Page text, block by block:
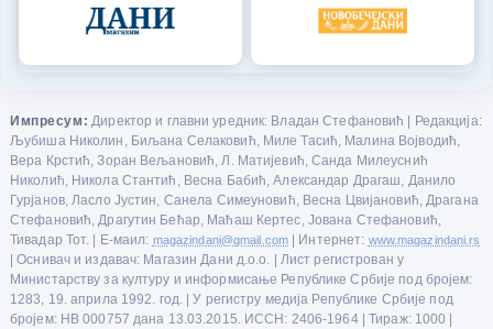
Импресум: Директор и главни уредник: Владан Стефановић | Редакција:
Љубиша Николин, Биљана Селаковић, Миле Тасић, Малина Војводић,
Вера Крстић, Зоран Вељановић, Л. Матијевић, Санда Милеуснић
Николић, Никола Стантић, Весна Бабић, Александар Драгаш, Данило
Гурјанов, Ласло Јустин, Санела Симеуновић, Весна Цвијановић, Драгана
Стефановић, Драгутин Бећар, Маћаш Кертес, Јована Стефановић,
Тивадар Тот. | Е-маил: magazindani@gmail.com | Интернет: www.magazindani.rs
| Оснивач и издавач: Магазин Дани д.о.о. | Лист регистрован у
Министарству за културу и информисање Републике Србије под бројем:
1283, 19. априла 1992. год. | У регистру медија Републике Србије под
бројем: НВ 000757 дана 13.03.2015. ИССН: 2406-1964 | Тираж: 1000 |